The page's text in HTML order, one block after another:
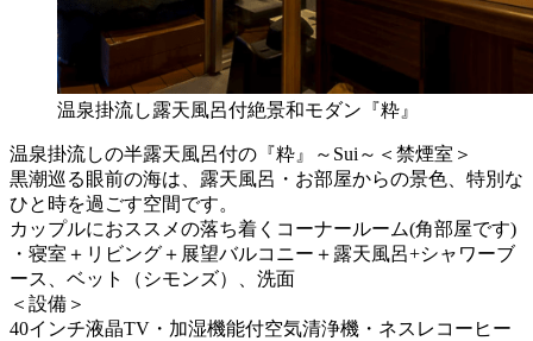
温泉掛流し露天風呂付絶景和モダン『粋』
温泉掛流しの半露天風呂付の『粋』～Sui～＜禁煙室＞
黒潮巡る眼前の海は、露天風呂・お部屋からの景色、特別な
ひと時を過ごす空間です。
カップルにおススメの落ち着くコーナールーム(角部屋です)
・寝室＋リビング＋展望バルコニー＋露天風呂+シャワーブ
ース、ベット（シモンズ）、洗面
＜設備＞
40インチ液晶TV・加湿機能付空気清浄機・ネスレコーヒー